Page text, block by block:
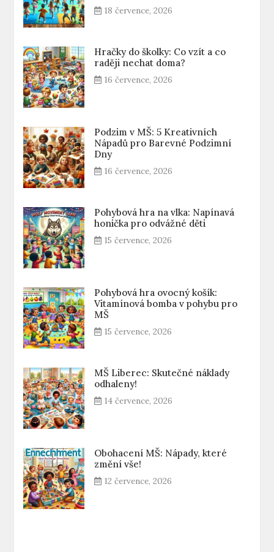
18 července, 2026
Hračky do školky: Co vzít a co
raději nechat doma?
16 července, 2026
Podzim v MŠ: 5 Kreativních
Nápadů pro Barevné Podzimní
Dny
16 července, 2026
Pohybová hra na vlka: Napínavá
honička pro odvážné děti
15 července, 2026
Pohybová hra ovocný košík:
Vitamínová bomba v pohybu pro
MŠ
15 července, 2026
MŠ Liberec: Skutečné náklady
odhaleny!
14 července, 2026
Obohacení MŠ: Nápady, které
změní vše!
12 července, 2026